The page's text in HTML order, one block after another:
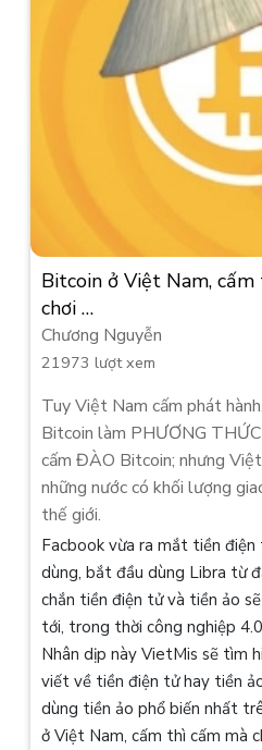
Bitcoin ở Việt Nam,
chơi …
Chương Nguyễn
21973 lượt xem
Tuy Việt Nam cấm phát
Bitcoin làm PHƯƠNG
cấm ĐÀO Bitcoin; nhưng
những nước có khối lượng
thế giới.
Facbook vừa ra mắt tiền
dùng, bắt đầu dùng Libra từ
chắn tiền điện tử và tiền ảo
tới, trong thời công nghiệp
Nhân dịp này VietMis sẽ tìm
viết về tiền điện tử hay tiền
dùng tiền ảo phổ biến nhất
ở Việt Nam, cấm thì cấm mà